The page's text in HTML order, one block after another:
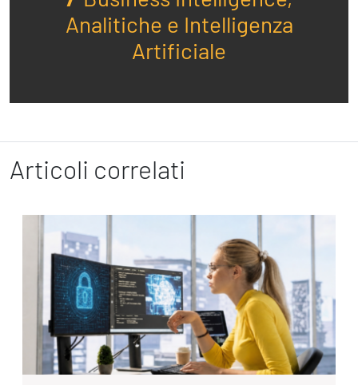
Analitiche e Intelligenza
Artificiale
Articoli correlati